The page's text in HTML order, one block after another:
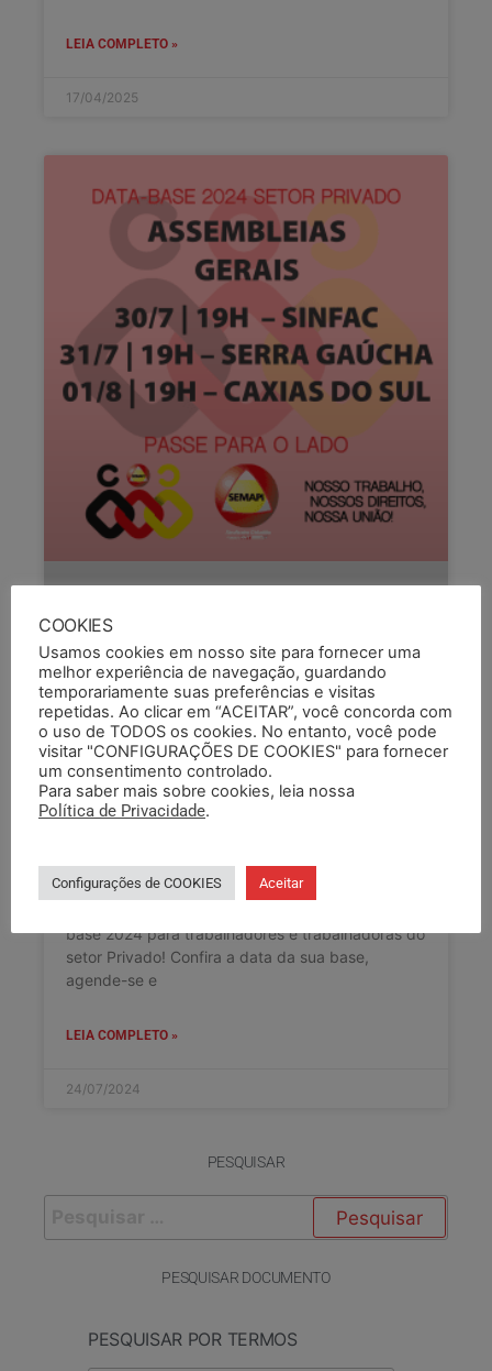
LEIA COMPLETO »
17/04/2025
DATA-BASE 2024: ASSEMBLEIAS
SETOR PRIVADO
base 2024 para trabalhadores e trabalhadoras do
setor Privado! Confira a data da sua base,
agende-se e
LEIA COMPLETO »
24/07/2024
PESQUISAR
PESQUISAR DOCUMENTO
PESQUISAR POR TERMOS
COOKIES
Usamos cookies em nosso site para fornecer uma
melhor experiência de navegação, guardando
temporariamente suas preferências e visitas
repetidas. Ao clicar em “ACEITAR”, você concorda com
o uso de TODOS os cookies. No entanto, você pode
visitar "CONFIGURAÇÕES DE COOKIES" para fornecer
um consentimento controlado.
Para saber mais sobre cookies, leia nossa
Política de Privacidade.
Configurações de COOKIES Aceitar